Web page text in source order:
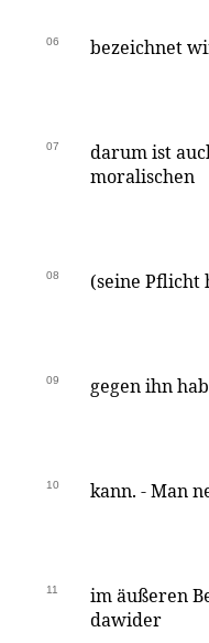
06 bezeichnet
07
darum ist
moralischen
08 (seine Pflicht
09 gegen ihn
10 kann. - Man
11 im äußeren
dawider